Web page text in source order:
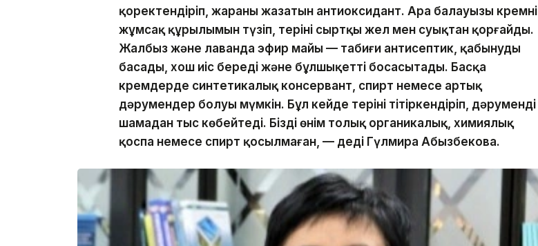
қоректендіріп, жараны жазатын антиоксидант. Ара балауызы кремнің
жұмсақ құрылымын түзіп, теріні сыртқы жел мен суықтан қорғайды.
Жалбыз және лаванда эфир майы — табиғи антисептик, қабынуды
басады, хош иіс береді және бұлшықетті босаңсытады. Басқа
кремдерде синтетикалық консервант, спирт немесе артық
дәрумендер болуы мүмкін. Бұл кейде теріні тітіркендіріп, дәруменді
шамадан тыс көбейтеді. Біздің өнім толық органикалық, химиялық
қоспа немесе спирт қосылмаған, — деді Гүлмира Абызбекова.